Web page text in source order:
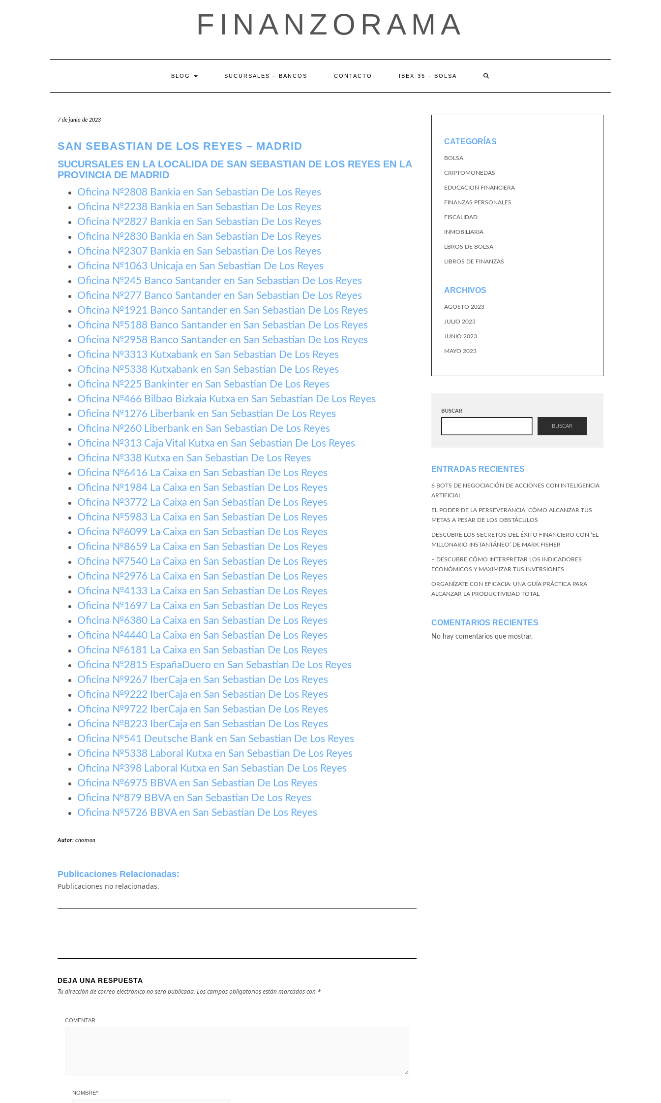
FINANZORAMA
BLOG SUCURSALES – BANCOS CONTACTO IBEX-35 – BOLSA
7 de junio de 2023
SAN SEBASTIAN DE LOS REYES – MADRID
SUCURSALES EN LA LOCALIDA DE SAN SEBASTIAN DE LOS REYES EN LA
PROVINCIA DE MADRID
Oficina №2808 Bankia en San Sebastian De Los Reyes
Oficina №2238 Bankia en San Sebastian De Los Reyes
Oficina №2827 Bankia en San Sebastian De Los Reyes
Oficina №2830 Bankia en San Sebastian De Los Reyes
Oficina №2307 Bankia en San Sebastian De Los Reyes
Oficina №1063 Unicaja en San Sebastian De Los Reyes
Oficina №245 Banco Santander en San Sebastian De Los Reyes
Oficina №277 Banco Santander en San Sebastian De Los Reyes
Oficina №1921 Banco Santander en San Sebastian De Los Reyes
Oficina №5188 Banco Santander en San Sebastian De Los Reyes
Oficina №2958 Banco Santander en San Sebastian De Los Reyes
Oficina №3313 Kutxabank en San Sebastian De Los Reyes
Oficina №5338 Kutxabank en San Sebastian De Los Reyes
Oficina №225 Bankinter en San Sebastian De Los Reyes
Oficina №466 Bilbao Bizkaia Kutxa en San Sebastian De Los Reyes
Oficina №1276 Liberbank en San Sebastian De Los Reyes
Oficina №260 Liberbank en San Sebastian De Los Reyes
Oficina №313 Caja Vital Kutxa en San Sebastian De Los Reyes
Oficina №338 Kutxa en San Sebastian De Los Reyes
Oficina №6416 La Caixa en San Sebastian De Los Reyes
Oficina №1984 La Caixa en San Sebastian De Los Reyes
Oficina №3772 La Caixa en San Sebastian De Los Reyes
Oficina №5983 La Caixa en San Sebastian De Los Reyes
Oficina №6099 La Caixa en San Sebastian De Los Reyes
Oficina №8659 La Caixa en San Sebastian De Los Reyes
Oficina №7540 La Caixa en San Sebastian De Los Reyes
Oficina №2976 La Caixa en San Sebastian De Los Reyes
Oficina №4133 La Caixa en San Sebastian De Los Reyes
Oficina №1697 La Caixa en San Sebastian De Los Reyes
Oficina №6380 La Caixa en San Sebastian De Los Reyes
Oficina №4440 La Caixa en San Sebastian De Los Reyes
Oficina №6181 La Caixa en San Sebastian De Los Reyes
Oficina №2815 EspañaDuero en San Sebastian De Los Reyes
Oficina №9267 IberCaja en San Sebastian De Los Reyes
Oficina №9222 IberCaja en San Sebastian De Los Reyes
Oficina №9722 IberCaja en San Sebastian De Los Reyes
Oficina №8223 IberCaja en San Sebastian De Los Reyes
Oficina №541 Deutsche Bank en San Sebastian De Los Reyes
Oficina №5338 Laboral Kutxa en San Sebastian De Los Reyes
Oficina №398 Laboral Kutxa en San Sebastian De Los Reyes
Oficina №6975 BBVA en San Sebastian De Los Reyes
Oficina №879 BBVA en San Sebastian De Los Reyes
Oficina №5726 BBVA en San Sebastian De Los Reyes
Autor:chomon
Publicaciones Relacionadas:
Publicaciones no relacionadas.
DEJA UNA RESPUESTA
Tu dirección de correo electrónico no será publicada. Los campos obligatorios están marcados con *
COMENTAR
NOMBRE*
CATEGORÍAS
BOLSA
CRIPTOMONEDAS
EDUCACION FINANCIERA
FINANZAS PERSONALES
FISCALIDAD
INMOBILIARIA
LBROS DE BOLSA
LIBROS DE FINANZAS
ARCHIVOS
AGOSTO 2023
JULIO 2023
JUNIO 2023
MAYO 2023
BUSCAR
BUSCAR
ENTRADAS RECIENTES
6 BOTS DE NEGOCIACIÓN DE ACCIONES CON INTELIGENCIA
ARTIFICIAL
EL PODER DE LA PERSEVERANCIA: CÓMO ALCANZAR TUS
METAS A PESAR DE LOS OBSTÁCULOS
DESCUBRE LOS SECRETOS DEL ÉXITO FINANCIERO CON ‘EL
MILLONARIO INSTANTÁNEO’ DE MARK FISHER
– DESCUBRE CÓMO INTERPRETAR LOS INDICADORES
ECONÓMICOS Y MAXIMIZAR TUS INVERSIONES
ORGANÍZATE CON EFICACIA: UNA GUÍA PRÁCTICA PARA
ALCANZAR LA PRODUCTIVIDAD TOTAL
COMENTARIOS RECIENTES
No hay comentarios que mostrar.